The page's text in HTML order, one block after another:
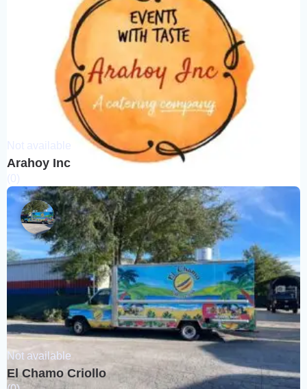
Not available
Arahoy Inc
(0)
Not available
El Chamo Criollo